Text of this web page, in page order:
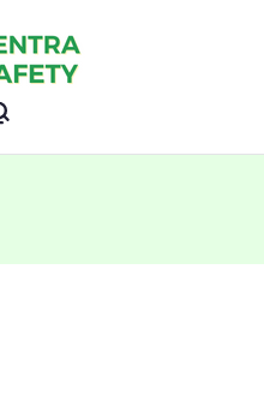
Sertifikasi
–
Training Specialist